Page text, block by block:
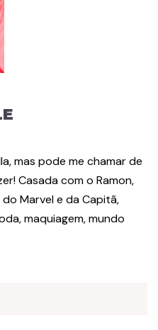
mas pode me chamar de
Casada com o Ramon,
Marvel e da Capitã,
maquiagem, mundo